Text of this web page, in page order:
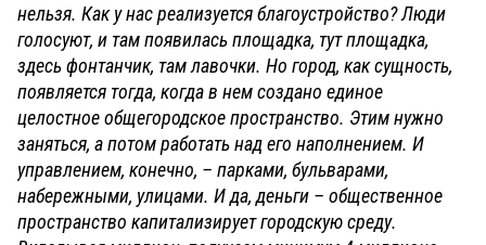
нельзя. Как у нас реализуется благоустройство? Люди
голосуют, и там появилась площадка, тут площадка,
здесь фонтанчик, там лавочки. Но город, как сущность,
появляется тогда, когда в нем создано единое
целостное общегородское пространство. Этим нужно
заняться, а потом работать над его наполнением. И
управлением, конечно, – парками, бульварами,
набережными, улицами. И да, деньги – общественное
пространство капитализирует городскую среду.